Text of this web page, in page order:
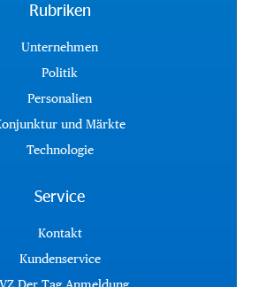
Rubriken
Unternehmen
Politik
Personalien
und Märkte
Technologie
Service
Kontakt
Kundenservice